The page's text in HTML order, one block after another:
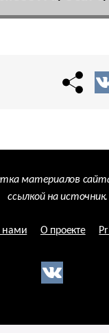
материалов
ссылкой на источник.
нами О проекте